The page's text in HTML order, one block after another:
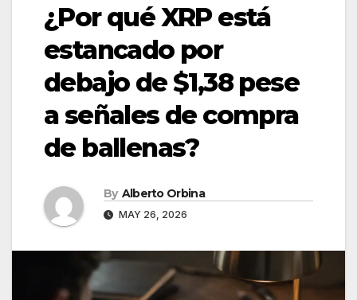
¿Por qué XRP está
estancado por
debajo de $1,38 pese
a señales de compra
de ballenas?
By Alberto Orbina
MAY 26, 2026